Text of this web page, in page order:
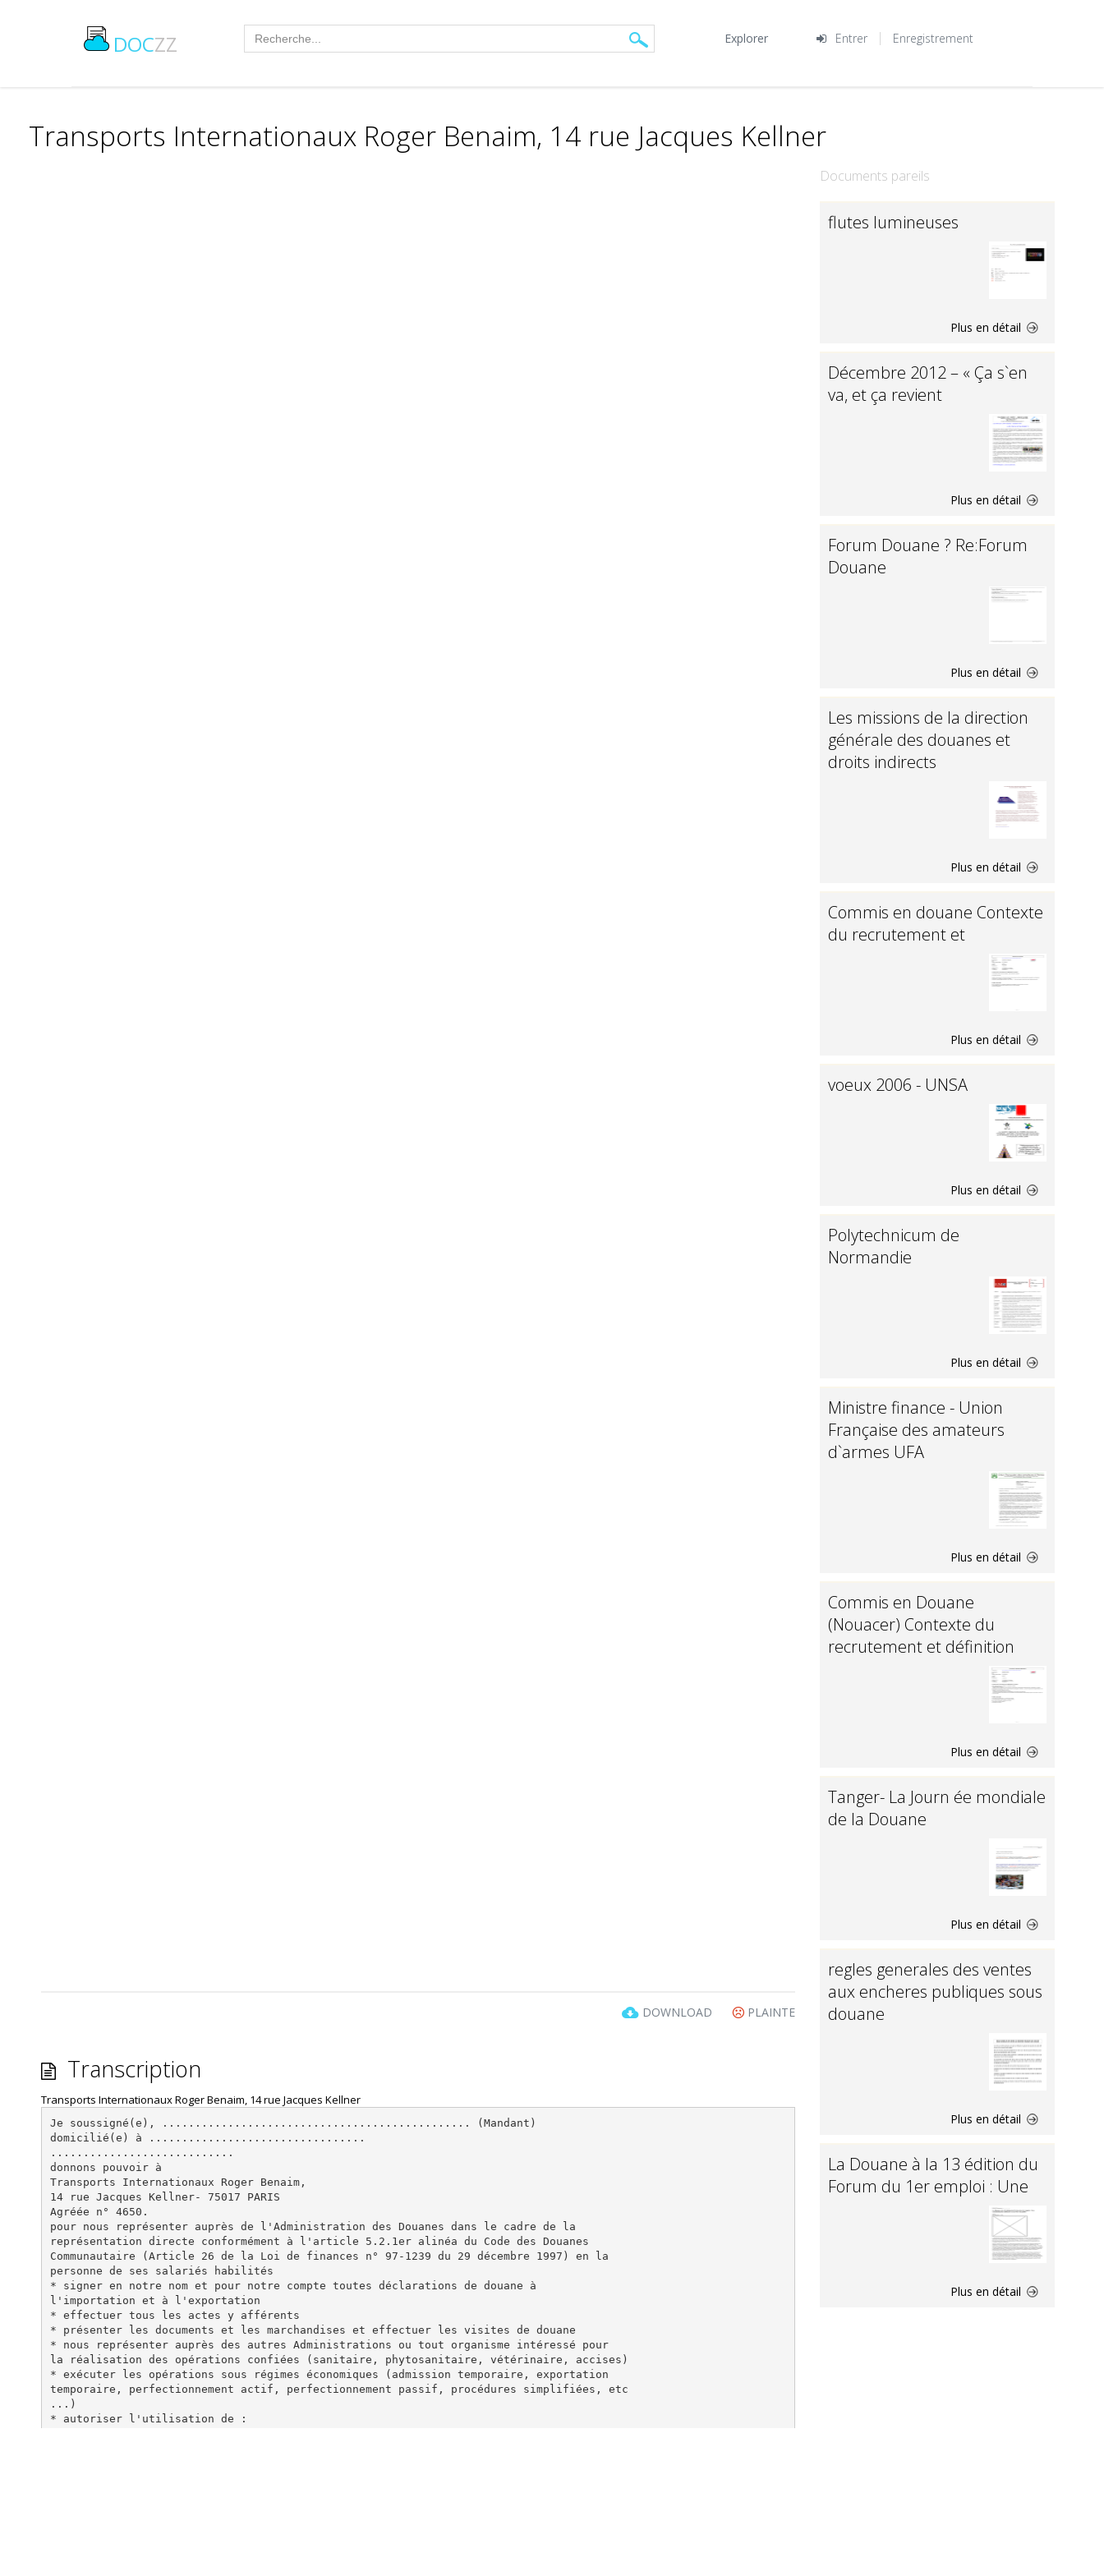
DOCZZ Entrer Enregistrement
Explorer
Transports Internationaux Roger Benaim, 14 rue Jacques Kellner
DOWNLOAD PLAINTE
Transcription
Transports Internationaux Roger Benaim, 14 rue Jacques Kellner
Je soussigné(e), ............................................... (Mandant)
domicilié(e) à .................................
............................
donnons pouvoir à
Transports Internationaux Roger Benaim,
14 rue Jacques Kellner- 75017 PARIS
Agréée n° 4650.
pour nous représenter auprès de l'Administration des Douanes dans le cadre de la
représentation directe conformément à l'article 5.2.1er alinéa du Code des Douanes
Communautaire (Article 26 de la Loi de finances n° 97-1239 du 29 décembre 1997) en la
personne de ses salariés habilités
* signer en notre nom et pour notre compte toutes déclarations de douane à
l'importation et à l'exportation
* effectuer tous les actes y afférents
* présenter les documents et les marchandises et effectuer les visites de douane
* nous représenter auprès des autres Administrations ou tout organisme intéressé pour
la réalisation des opérations confiées (sanitaire, phytosanitaire, vétérinaire, accises)
* exécuter les opérations sous régimes économiques (admission temporaire, exportation
temporaire, perfectionnement actif, perfectionnement passif, procédures simplifiées, etc
...)
* autoriser l'utilisation de :
Documents pareils
flutes lumineuses
Plus en détail
Décembre 2012 – « Ça s`en
va, et ça revient
Plus en détail
Forum Douane ? Re:Forum
Douane
Plus en détail
Les missions de la direction
générale des douanes et
droits indirects
Plus en détail
Commis en douane Contexte
du recrutement et
Plus en détail
voeux 2006 - UNSA
Plus en détail
Polytechnicum de
Normandie
Plus en détail
Ministre finance - Union
Française des amateurs
d`armes UFA
Plus en détail
Commis en Douane
(Nouacer) Contexte du
recrutement et définition
Plus en détail
Tanger- La Journ ée mondiale
de la Douane
Plus en détail
regles generales des ventes
aux encheres publiques sous
douane
Plus en détail
La Douane à la 13 édition du
Forum du 1er emploi : Une
Plus en détail